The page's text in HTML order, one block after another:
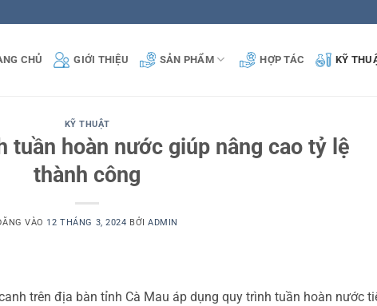
CHỦ GIỚI THIỆU SẢN PHẨM HỢP TÁC KỸ
KỸ THUẬT
tuần hoàn nước giúp nâng cao tỷ lệ
thành công
VÀO 12 THÁNG 3, 2024 BỞIADMIN
trên địa bàn tỉnh Cà Mau áp dụng quy trình tuần hoàn nước